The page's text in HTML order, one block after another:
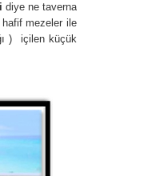
diye ne taverna
mezeler ile
) içilen küçük